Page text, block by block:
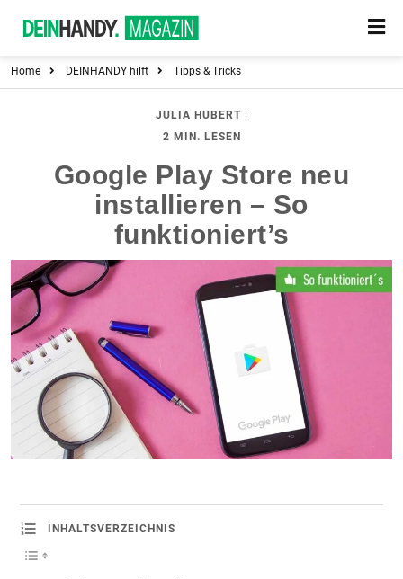
Home DEINHANDY hilft Tipps & Tricks
JULIA HUBERT|
2 MIN. LESEN
Google Play Store neu
installieren – So
funktioniert’s
INHALTSVERZEICHNIS